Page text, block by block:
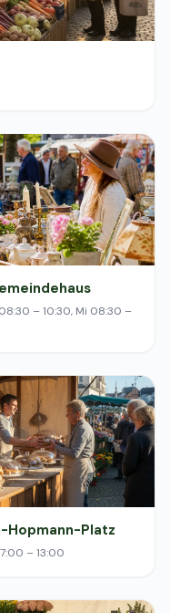
– 10:30, Mi 08:30 –
Hopmann-Platz
– 13:00